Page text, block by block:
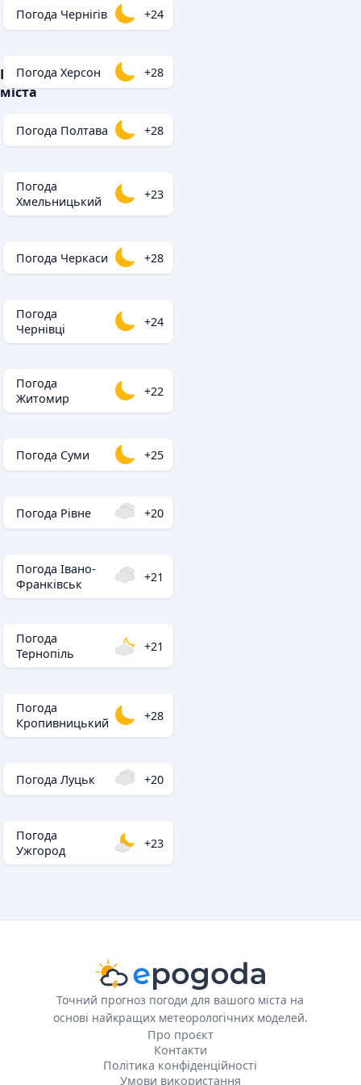
Популярні
міста
Погода Чернігів +24
Погода Херсон +28
Погода Полтава +28
Погода
Хмельницький
+23
Погода Черкаси +28
Погода
Чернівці
+24
Погода
Житомир
+22
Погода Суми +25
Погода Рівне +20
Погода Івано-
Франківськ
+21
Погода
Тернопіль
+21
Погода
Кропивницький
+28
Погода Луцьк +20
Погода
Ужгород
+23
Точний прогноз погоди для вашого міста на
основі найкращих метеорологічних моделей.
Про проєкт
Контакти
Політика конфіденційності
Умови використання